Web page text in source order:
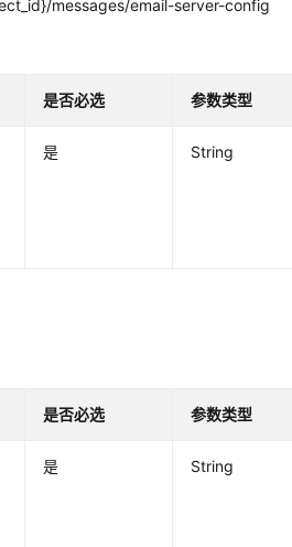
messages/email-server-config
是否必选 参数类型
是 String
是否必选 参数类型
是 String